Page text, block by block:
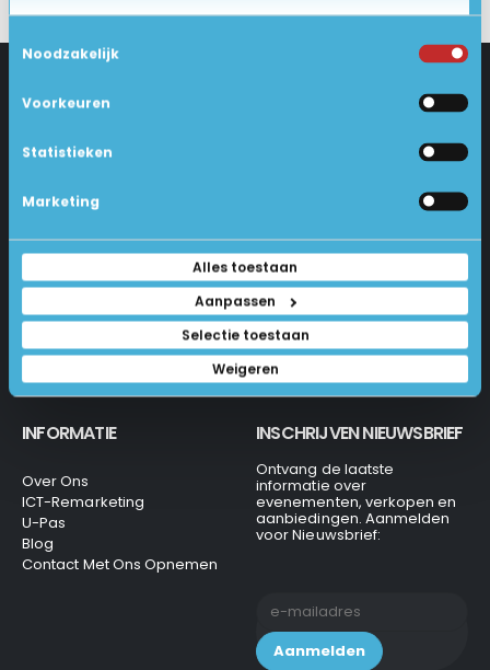
Toestemmingsselectie
Noodzakelijk
Voorkeuren
Statistieken
Marketing
Alles toestaan
Aanpassen
Selectie toestaan
Weigeren
1231 KH Loosdrecht
035-6284312
info@laptops4all.nl
Veel Gestelde Vragen
Algemene Voorwaarden
Privacy Beleid
INFORMATIE
Over Ons
ICT-Remarketing
U-Pas
Blog
Contact Met Ons Opnemen
INSCHRIJVEN NIEUWSBRIEF
Ontvang de laatste
informatie over
evenementen, verkopen en
aanbiedingen. Aanmelden
voor Nieuwsbrief: